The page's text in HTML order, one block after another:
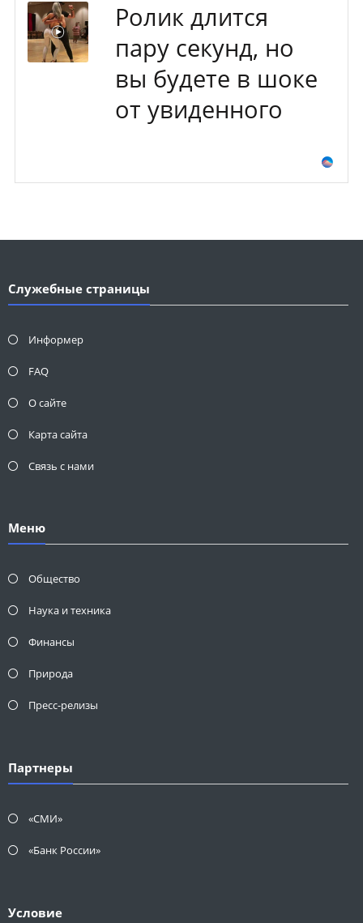
Ролик длится
пару секунд, но
вы будете в шоке
от увиденного
Служебные страницы
Информер
FAQ
О сайте
Карта сайта
Связь с нами
Меню
Общество
Наука и техника
Финансы
Природа
Пресс-релизы
Партнеры
«СМИ»
«Банк России»
Условие